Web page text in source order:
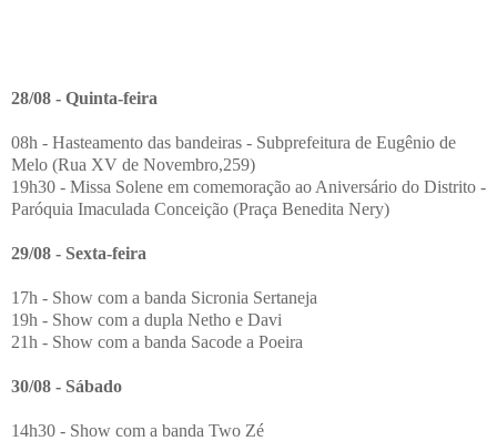
28/08 - Quinta-feira
08h - Hasteamento das bandeiras - Subprefeitura de Eugênio de
Melo (Rua XV de Novembro,259)
19h30 - Missa Solene em comemoração ao Aniversário do Distrito -
Paróquia Imaculada Conceição (Praça Benedita Nery)
29/08 - Sexta-feira
17h - Show com a banda Sicronia Sertaneja
19h - Show com a dupla Netho e Davi
21h - Show com a banda Sacode a Poeira
30/08 - Sábado
14h30 - Show com a banda Two Zé